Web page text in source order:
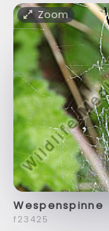
Zoom
Wespenspinne
f23425